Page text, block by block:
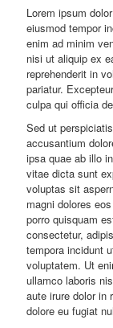
Lorem ipsum
eiusmod tempor
enim ad minim
nisi ut aliquip ex
reprehenderit in
pariatur.
culpa qui officia
Sed ut
accusantium
ipsa quae ab illo
vitae dicta sunt
voluptas sit
magni dolores
porro quisquam
consectetur,
tempora incidunt
voluptatem. Ut
ullamco laboris
aute irure dolor in
dolore eu fugiat